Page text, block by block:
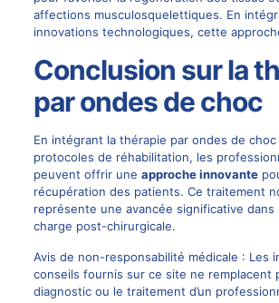
affections musculosquelettiques. En
innovations technologiques, cette
Conclusion sur la
par ondes de choc
En intégrant la thérapie par ondes de choc
protocoles de réhabilitation, les
peuvent offrir une approche innovante
récupération des patients. Ce traitement
représente une avancée significative dans
charge post-chirurgicale.
Avis de non-responsabilité médicale : Les
conseils fournis sur ce site ne remplacent
diagnostic ou le traitement d’un